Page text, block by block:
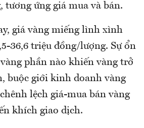
ứng giá mua và bán.
giá vàng miếng lình xình
36,6 triệu đồng/lượng. Sự ổn
phần nào khiến vàng trở
buộc giới kinh doanh vàng
lệch giá-mua bán vàng
khích giao dịch.